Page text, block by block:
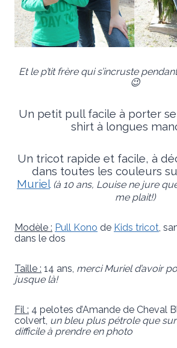
Et le p’tit frère qui s’incruste
😉
Un petit pull facile à porter
shirt à longues
Un tricot rapide et facile, à
dans toutes les couleurs
Muriel (à 10 ans, Louise ne jure
me plait!)
Modèle : Pull Kono de Kids tricot,
dans le dos
Taille : 14 ans, merci Muriel d’avoir
jusque là!
Fil : 4 pelotes d’Amande de Cheval
colvert, un bleu plus pétrole que
difficile à prendre en photo